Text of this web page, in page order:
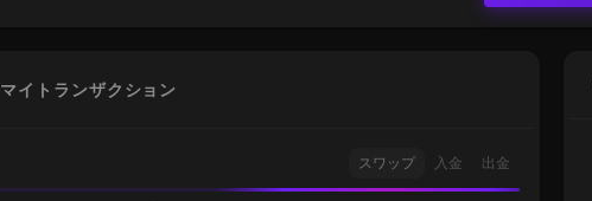
マイトランザクション
スワップ 入金 出金